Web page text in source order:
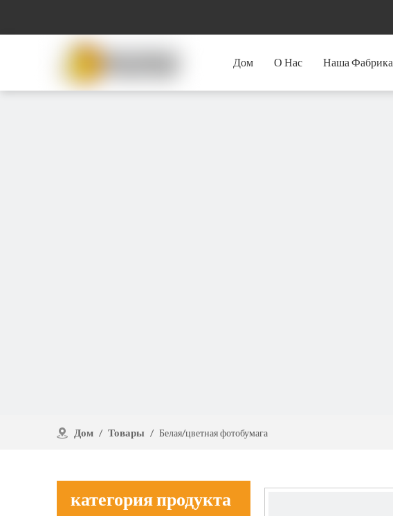
Дом О Нас Наша Фабрика
Дом / Товары / Белая/цветная фотобумага
категория продукта